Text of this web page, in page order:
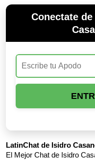
Conectate
LatinChat de Isidro
El Mejor Chat de Isidro